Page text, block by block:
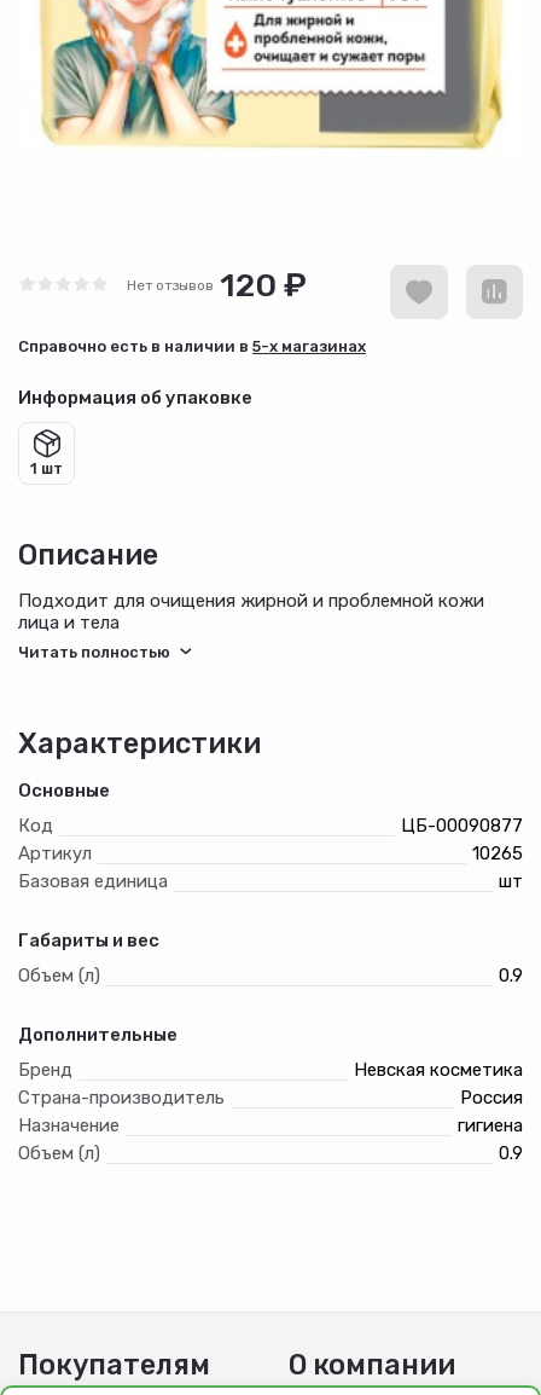
Нет отзывов 120 ₽
Cправочно есть в наличии в 5-х магазинах
Информация об упаковке
1 шт
Описание
Подходит для очищения жирной и проблемной кожи
лица и тела
Характеристики
Основные
Код
ЦБ-00090877
Артикул
10265
Базовая единица
шт
Габариты и вес
Объем (л)
0.9
Дополнительные
Бренд
Невская косметика
Страна-производитель
Россия
Назначение
гигиена
Объем (л)
0.9
Покупателям О компании